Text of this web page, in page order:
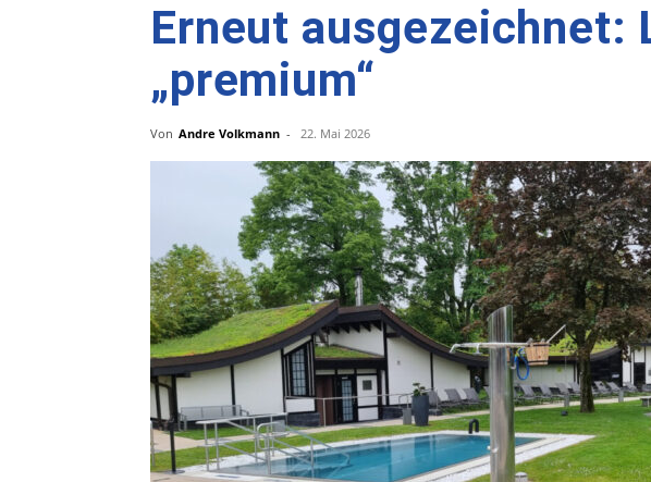
Erneut ausgezeichnet:
„premium“
Von Andre Volkmann - 22. Mai 2026